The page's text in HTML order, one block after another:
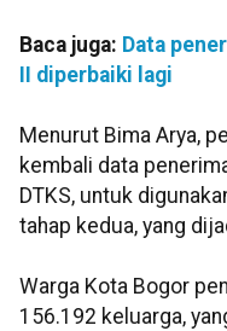
Baca juga: Data
II diperbaiki lagi
Menurut Bima Arya,
kembali data
DTKS, untuk
tahap kedua, yang
Warga Kota Bogor
156.192 keluarga,